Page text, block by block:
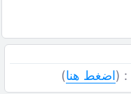
: (اضغط هنا)